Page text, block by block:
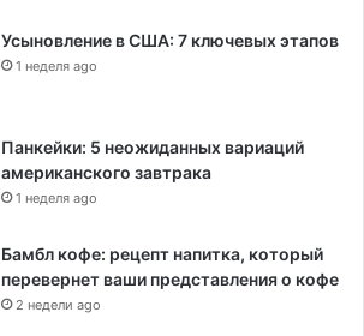
Усыновление в США: 7 ключевых этапов
1 неделя ago
Панкейки: 5 неожиданных вариаций
американского завтрака
1 неделя ago
Бамбл кофе: рецепт напитка, который
перевернет ваши представления о кофе
2 недели ago